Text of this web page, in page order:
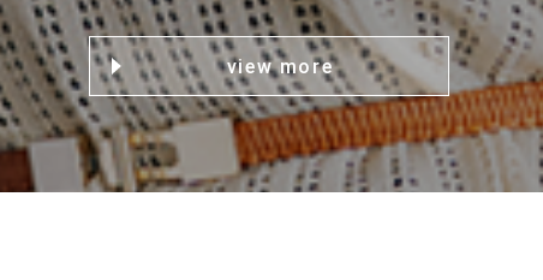
view more